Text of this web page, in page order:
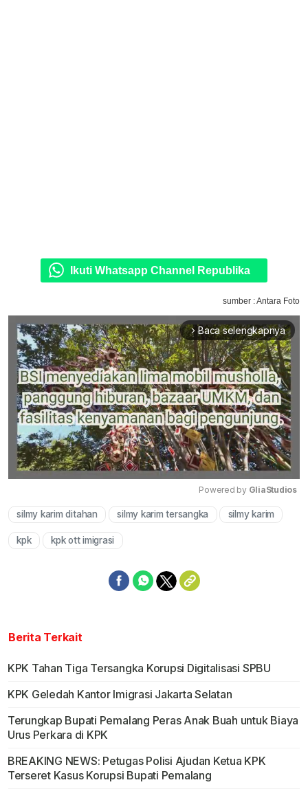
Ikuti Whatsapp Channel Republika
sumber : Antara Foto
arrow_forward_ios Baca selengkapnya
Mute
Powered by GliaStudios
silmy karim ditahan silmy karim tersangka silmy karim
kpk kpk ott imigrasi
Berita Terkait
KPK Tahan Tiga Tersangka Korupsi Digitalisasi SPBU
KPK Geledah Kantor Imigrasi Jakarta Selatan
Terungkap Bupati Pemalang Peras Anak Buah untuk Biaya
Urus Perkara di KPK
BREAKING NEWS: Petugas Polisi Ajudan Ketua KPK
Terseret Kasus Korupsi Bupati Pemalang